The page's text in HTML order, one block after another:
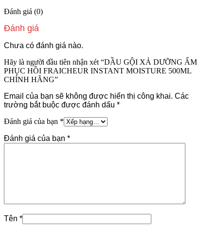
Đánh giá (0)
Đánh giá
Chưa có đánh giá nào.
Hãy là người đầu tiên nhận xét “DẦU GỘI XẢ DƯỠNG ẨM
PHỤC HỒI FRAICHEUR INSTANT MOISTURE 500ML
CHÍNH HÃNG”
Email của bạn sẽ không được hiển thị công khai. Các
trường bắt buộc được đánh dấu *
Đánh giá của bạn *
Đánh giá của bạn *
Tên *